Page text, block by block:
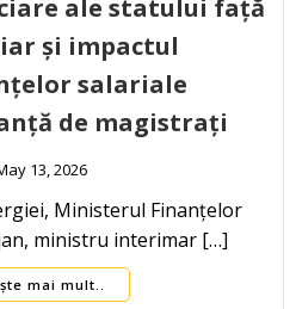
ale statului față
și impactul
salariale
de magistrați
13, 2026
Ministerul Finanțelor
ministru interimar […]
mai mult..